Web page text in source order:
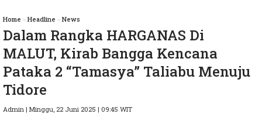
Home » Headline » News
Dalam Rangka HARGANAS Di
MALUT, Kirab Bangga Kencana
Pataka 2 “Tamasya” Taliabu Menuju
Tidore
Admin | Minggu, 22 Juni 2025 | 09:45 WIT